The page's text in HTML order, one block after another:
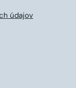
údajov